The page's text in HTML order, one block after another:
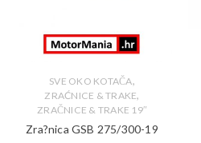
SVE OKO KOTAČA,
ZRAĆNICE & TRAKE,
ZRAČNICE & TRAKE 19″
Zra?nica GSB 275/300-19